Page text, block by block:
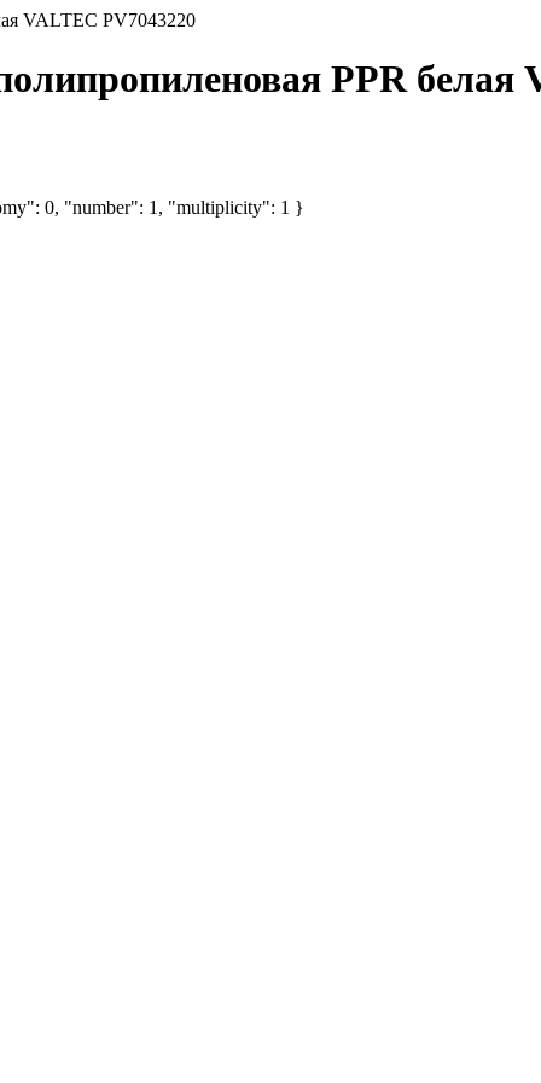
VALTEC PV7043220
PPR белая
0, "number": 1, "multiplicity": 1 }